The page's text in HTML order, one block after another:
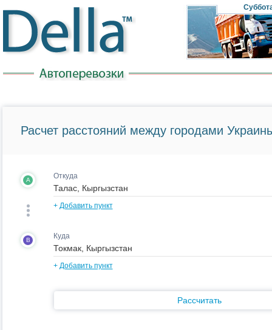
Расчет расстояний между городами
A Откуда
+ Добавить пункт
B Куда
+ Добавить пункт
Рассчитать